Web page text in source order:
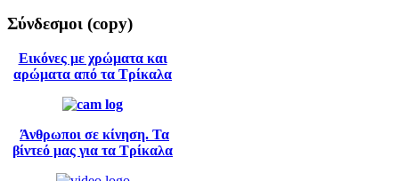
Σύνδεσμοι (copy)
Εικόνες με χρώματα και
αρώματα από τα Τρίκαλα
Άνθρωποι σε κίνηση. Τα
βίντεό μας για τα Τρίκαλα